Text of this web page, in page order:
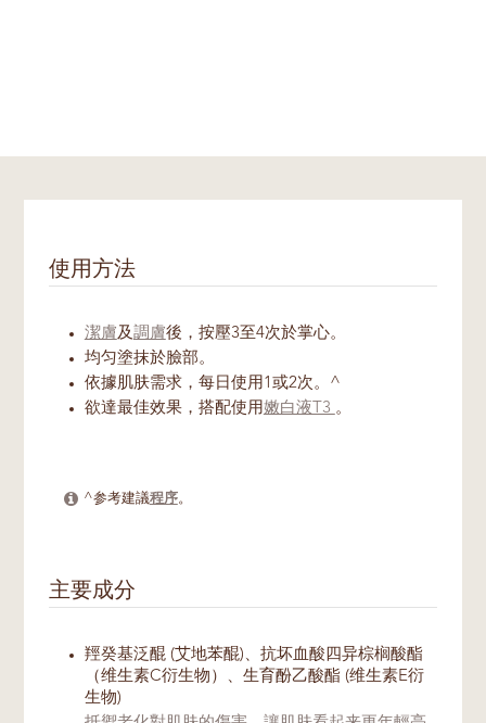
使用方法
潔膚及 調膚後，按壓3至4次於掌心。
均匀塗抹於臉部。
依據肌肤需求，每日使用1或2次。^
欲達最佳效果，搭配使用嫩白液T3 。
^参考建議程序。
主要成分
羥癸基泛醌 (艾地苯醌)、抗坏血酸四异棕榈酸酯
（维生素C衍生物）、生育酚乙酸酯 (维生素E衍
生物)